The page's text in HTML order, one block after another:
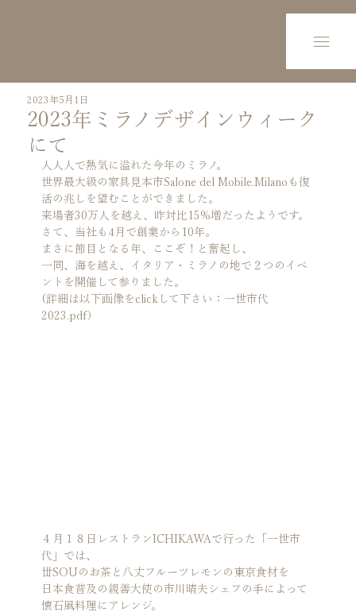
2023年ミラノデザインウィーク
にて
2023年5月1日
人人人で熱気に溢れた今年のミラノ。
世界最大級の家具見本市Salone del Mobile.Milanoも復
活の兆しを望むことができました。
来場者30万人を越え、昨対比15%増だったようです。
さて、当社も4月で創業から10年。
まさに節目となる年、ここぞ！と奮起し、
一同、海を越え、イタリア・ミラノの地で２つのイベ
ントを開催して参りました。
(詳細は以下画像をclickして下さい：一世市代
2023.pdf）
４月１８日レストランICHIKAWAで行った「一世市
代」では、
丗SOUのお茶と八丈フルーツレモンの東京食材を
日本食普及の親善大使の市川晴夫シェフの手によって
懐石風料理にアレンジ。